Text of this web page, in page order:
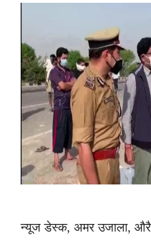
न्यूज डेस्क, अमर उजाला,